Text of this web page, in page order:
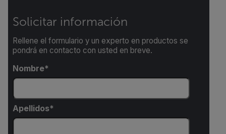
Solicitar información
Rellene el formulario y un experto en productos se
pondrá en contacto con usted en breve.
Nombre
Apellidos